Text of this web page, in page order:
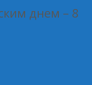
днем – 8